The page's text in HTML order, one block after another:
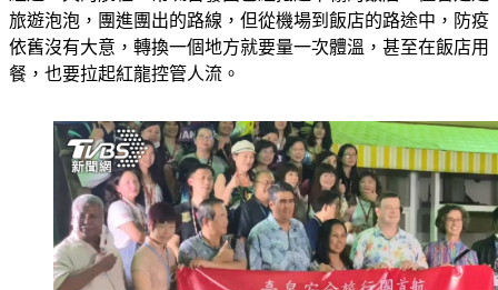
旅遊泡泡，團進團出的路線，但從機場到飯店的路途中，防疫
依舊沒有大意，轉換一個地方就要量一次體溫，甚至在飯店用
餐，也要拉起紅龍控管人流。